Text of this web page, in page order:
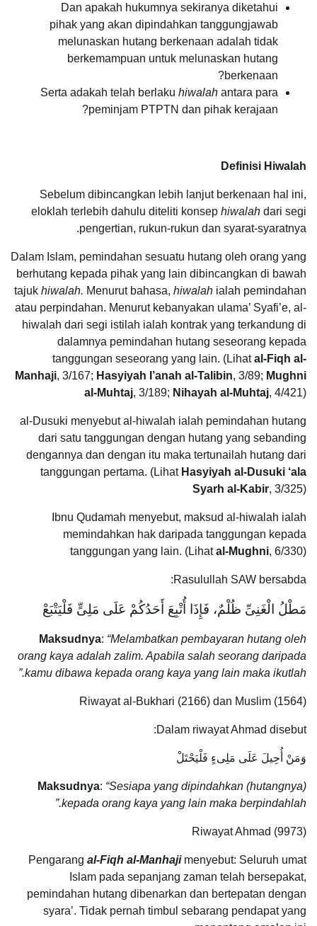
Dan apakah hukumnya sekiranya diketahui
pihak yang akan dipindahkan tanggungjawab
melunaskan hutang berkenaan adalah tidak
berkemampuan untuk melunaskan hutang
berkenaan?
Serta adakah telah berlaku hiwalah antara para
peminjam PTPTN dan pihak kerajaan?
Definisi Hiwalah
Sebelum dibincangkan lebih lanjut berkenaan hal ini,
eloklah terlebih dahulu diteliti konsep hiwalah dari segi
pengertian, rukun-rukun dan syarat-syaratnya.
Dalam Islam, pemindahan sesuatu hutang oleh orang yang
berhutang kepada pihak yang lain dibincangkan di bawah
tajuk hiwalah. Menurut bahasa, hiwalah ialah pemindahan
atau perpindahan. Menurut kebanyakan ulama’ Syafi’e, al-
hiwalah dari segi istilah ialah kontrak yang terkandung di
dalamnya pemindahan hutang seseorang kepada
tanggungan seseorang yang lain. (Lihatal-Fiqh al-
Manhaji, 3/167; Hasyiyah I’anah al-Talibin, 3/89; Mughni
al-Muhtaj, 3/189; Nihayah al-Muhtaj, 4/421)
al-Dusuki menyebut al-hiwalah ialah pemindahan hutang
dari satu tanggungan dengan hutang yang sebanding
dengannya dan dengan itu maka tertunailah hutang dari
tanggungan pertama. (Lihat Hasyiyah al-Dusuki ‘ala
Syarh al-Kabir, 3/325)
Ibnu Qudamah menyebut, maksud al-hiwalah ialah
memindahkan hak daripada tanggungan kepada
tanggungan yang lain. (Lihatal-Mughni, 6/330)
Rasulullah SAW bersabda:
مَطْلُ الْغَنِىِّ ظُلْمٌ، فَإِذَا أُتْبِعَ أَحَدُكُمْ عَلَى مَلِىٍّ فَلْيَتْبَعْ
Maksudnya: “Melambatkan pembayaran hutang oleh
orang kaya adalah zalim. Apabila salah seorang daripada
kamu dibawa kepada orang kaya yang lain maka ikutlah.”
Riwayat al-Bukhari (2166) dan Muslim (1564)
Dalam riwayat Ahmad disebut:
وَمَنْ أُحِيلَ عَلَى مَلِىءٍ فَلْيَحْتَلْ
Maksudnya: “Sesiapa yang dipindahkan (hutangnya)
kepada orang kaya yang lain maka berpindahlah.”
Riwayat Ahmad (9973)
Pengarang al-Fiqh al-Manhaji menyebut: Seluruh umat
Islam pada sepanjang zaman telah bersepakat,
pemindahan hutang dibenarkan dan bertepatan dengan
syara’. Tidak pernah timbul sebarang pendapat yang